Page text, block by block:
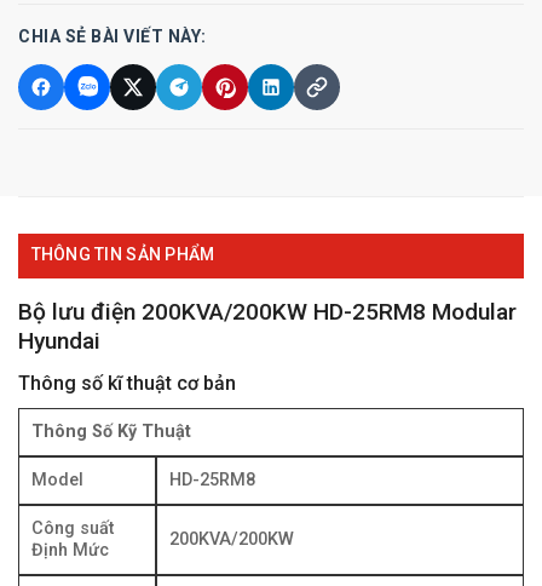
CHIA SẺ BÀI VIẾT NÀY:
THÔNG TIN SẢN PHẨM
Bộ lưu điện 200KVA/200KW HD-25RM8 Modular
Hyundai
Thông số kĩ thuật cơ bản
Thông Số Kỹ Thuật
Model HD-25RM8
Công suất
Định Mức
200KVA/200KW